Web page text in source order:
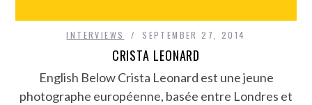
INTERVIEWS SEPTEMBER 27, 2014
CRISTA LEONARD
English Below Crista Leonard est une jeune
photographe européenne, basée entre Londres et